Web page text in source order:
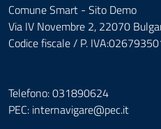
Comune Smart - Sito Demo
Via IV Novembre 2, 22070
Codice fiscale / P.
Telefono: 031890624
PEC: internavigare@pec.it